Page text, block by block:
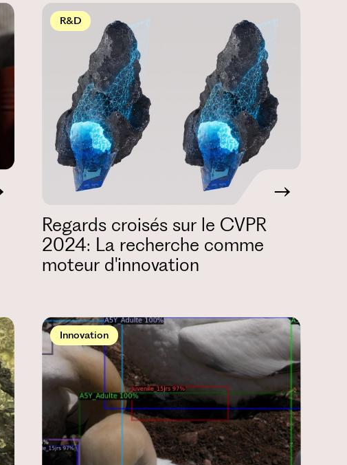
Regards croisés sur le CVPR
2024: La recherche comme
moteur d'innovation
R&D
Innovation